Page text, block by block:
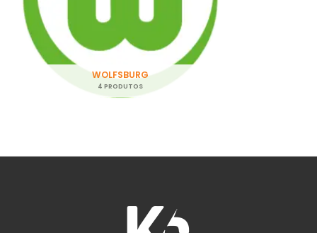
WOLFSBURG
4 PRODUTOS